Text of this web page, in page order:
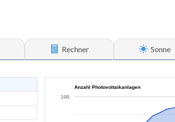
Rechner Sonne
Anzahl Photovoltaikanlagen
100